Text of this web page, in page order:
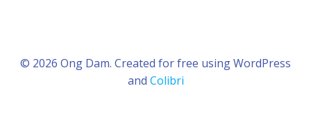
© 2026 Ong Dam. Created for free using WordPress
and Colibri